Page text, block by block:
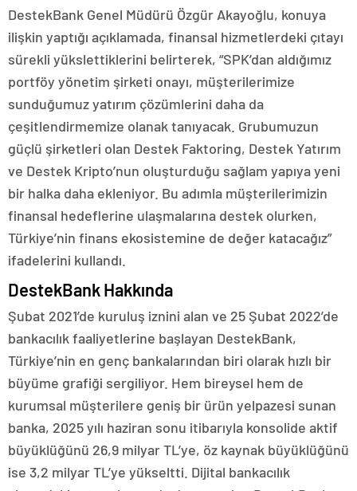
DestekBank Genel Müdürü Özgür Akayoğlu, konuya
ilişkin yaptığı açıklamada, finansal hizmetlerdeki çıtayı
sürekli yükslettiklerini belirterek, “SPK’dan aldığımız
portföy yönetim şirketi onayı, müşterilerimize
sunduğumuz yatırım çözümlerini daha da
çeşitlendirmemize olanak tanıyacak. Grubumuzun
güçlü şirketleri olan Destek Faktoring, Destek Yatırım
ve Destek Kripto’nun oluşturduğu sağlam yapıya yeni
bir halka daha ekleniyor. Bu adımla müşterilerimizin
finansal hedeflerine ulaşmalarına destek olurken,
Türkiye’nin finans ekosistemine de değer katacağız”
ifadelerini kullandı.
DestekBank Hakkında
Şubat 2021’de kuruluş iznini alan ve 25 Şubat 2022’de
bankacılık faaliyetlerine başlayan DestekBank,
Türkiye’nin en genç bankalarından biri olarak hızlı bir
büyüme grafiği sergiliyor. Hem bireysel hem de
kurumsal müşterilere geniş bir ürün yelpazesi sunan
banka, 2025 yılı haziran sonu itibarıyla konsolide aktif
büyüklüğünü 26,9 milyar TL’ye, öz kaynak büyüklüğünü
ise 3,2 milyar TL’ye yükseltti. Dijital bankacılık